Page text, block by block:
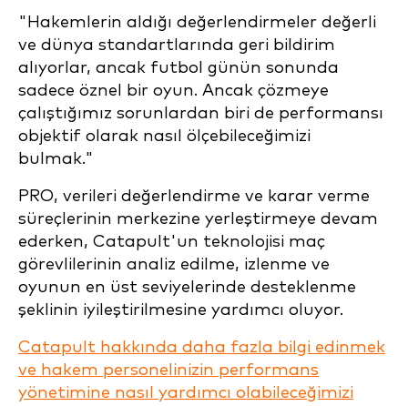
"Hakemlerin aldığı değerlendirmeler değerli
ve dünya standartlarında geri bildirim
alıyorlar, ancak futbol günün sonunda
sadece öznel bir oyun. Ancak çözmeye
çalıştığımız sorunlardan biri de performansı
objektif olarak nasıl ölçebileceğimizi
bulmak."
PRO, verileri değerlendirme ve karar verme
süreçlerinin merkezine yerleştirmeye devam
ederken, Catapult'un teknolojisi maç
görevlilerinin analiz edilme, izlenme ve
oyunun en üst seviyelerinde desteklenme
şeklinin iyileştirilmesine yardımcı oluyor.
Catapult hakkında daha fazla bilgi edinmek
ve hakem personelinizin performans
yönetimine nasıl yardımcı olabileceğimizi